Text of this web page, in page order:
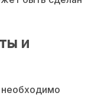
и
необходимо